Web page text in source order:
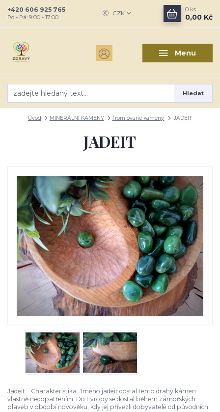
Menu
CZK
Hledat
+420 606 925 765
Po - Pá: 9:00 - 17:00
0 ks
0,00 Kč
Úvod MINERÁLNÍ KAMENY Tromlované kameny JADEIT
JADEIT
Jadeit: Charakteristika: Jméno jadeit dostal tento drahý kámen
vlastně nedopatřením. Do Evropy se dostal během zámořských
plaveb v období novověku, kdy jej přivezli dobyvatelé od původních